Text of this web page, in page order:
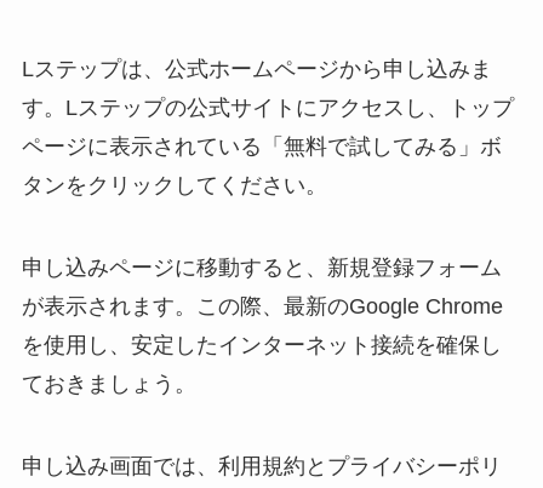
Lステップは、公式ホームページから申し込みま
す。Lステップの公式サイトにアクセスし、トップ
ページに表示されている「無料で試してみる」ボ
タンをクリックしてください。
申し込みページに移動すると、新規登録フォーム
が表示されます。この際、最新のGoogle Chrome
を使用し、安定したインターネット接続を確保し
ておきましょう。
申し込み画面では、利用規約とプライバシーポリ